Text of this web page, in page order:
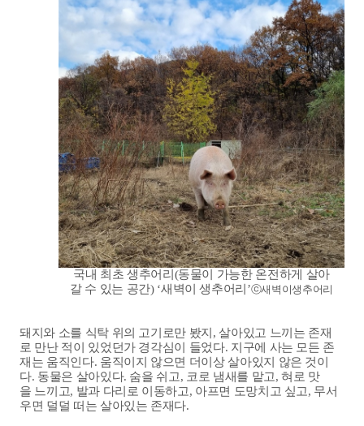
국내 최초 생추어리(동물이 가능한 온전하게 살아
갈 수 있는 공간)‘새벽이 생추어리’ⓒ새벽이생추어리
돼지와 소를 식탁 위의 고기로만 봤지, 살아있고 느끼는 존재
로 만난 적이 있었던가 경각심이 들었다. 지구에 사는 모든 존
재는 움직인다. 움직이지 않으면 더이상 살아있지 않은 것이
다. 동물은 살아있다. 숨을 쉬고, 코로 냄새를 맡고, 혀로 맛
을 느끼고, 발과 다리로 이동하고, 아프면 도망치고 싶고, 무서
우면 덜덜 떠는 살아있는 존재다.